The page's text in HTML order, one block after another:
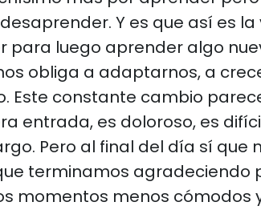
Y es que así es la
luego aprender algo
obliga a adaptarnos, a
Este constante cambio
entrada, es doloroso, es
Pero al final del día sí que
terminamos agradeciendo
momentos menos cómodos